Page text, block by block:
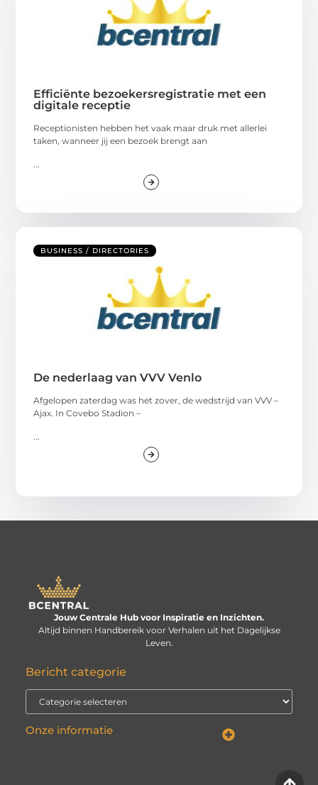
Efficiënte bezoekersregistratie met een
digitale receptie
Receptionisten hebben het vaak maar druk met allerlei
taken, wanneer jij een bezoek brengt aan
BUSINESS / DIRECTORIES
De nederlaag van VVV Venlo
Afgelopen zaterdag was het zover, de wedstrijd van VVV –
Ajax. In Covebo Stadion –
Jouw Centrale Hub voor Inspiratie en Inzichten.
Altijd binnen Handbereik voor Verhalen uit het Dagelijkse
Leven.
Bericht categorie
Onze informatie